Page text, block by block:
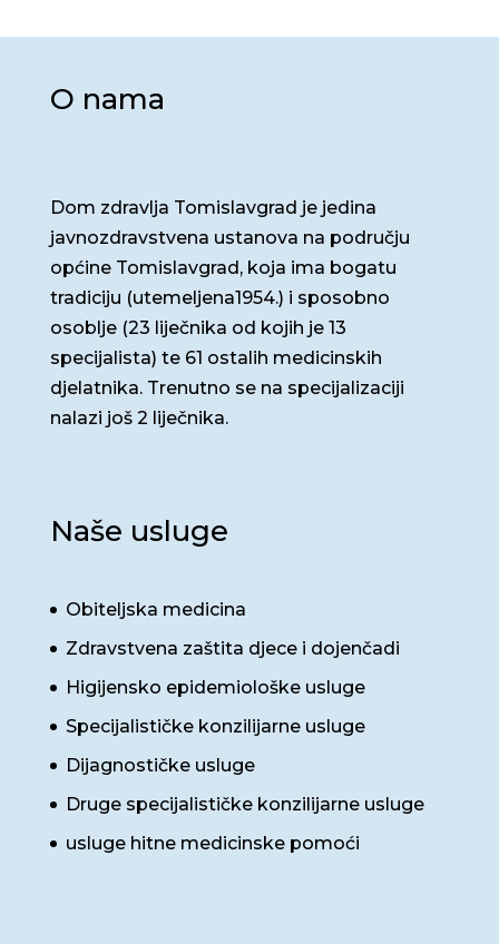
O nama
Dom zdravlja Tomislavgrad je jedina
javnozdravstvena ustanova na području
općine Tomislavgrad, koja ima bogatu
tradiciju (utemeljena1954.) i sposobno
osoblje (23 liječnika od kojih je 13
specijalista) te 61 ostalih medicinskih
djelatnika. Trenutno se na specijalizaciji
nalazi još 2 liječnika.
Naše usluge
Obiteljska medicina
Zdravstvena zaštita djece i dojenčadi
Higijensko epidemiološke usluge
Specijalističke konzilijarne usluge
Dijagnostičke usluge
Druge specijalističke konzilijarne usluge
usluge hitne medicinske pomoći